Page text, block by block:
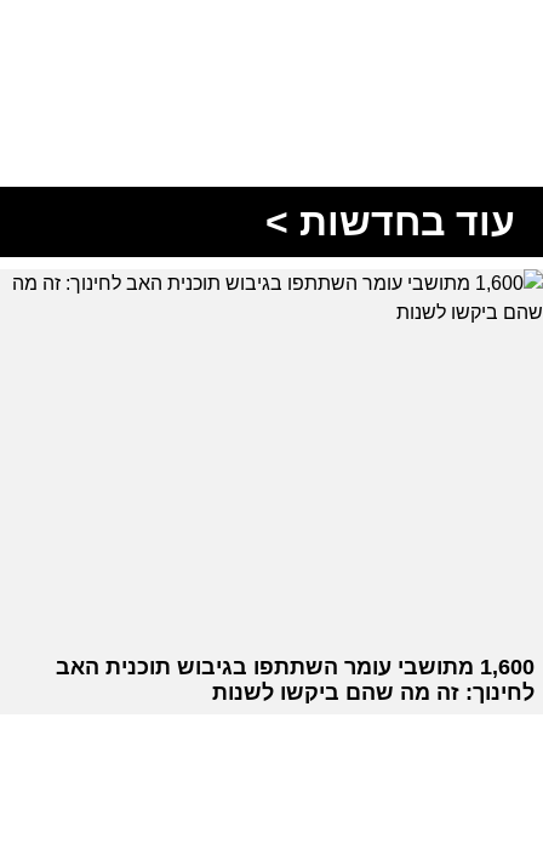
עוד בחדשות >
1,600 מתושבי עומר השתתפו בגיבוש תוכנית האב
לחינוך: זה מה שהם ביקשו לשנות